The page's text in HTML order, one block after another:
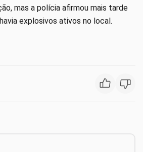
mas a polícia afirmou mais tarde
explosivos ativos no local.